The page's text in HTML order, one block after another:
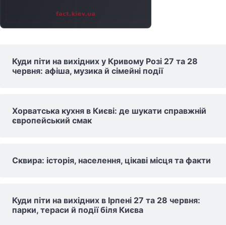
Куди піти на вихідних у Кривому Розі 27 та 28
червня: афіша, музика й сімейні події
Хорватська кухня в Києві: де шукати справжній
європейський смак
Сквира: історія, населення, цікаві місця та факти
Куди піти на вихідних в Ірпені 27 та 28 червня:
парки, тераси й події біля Києва